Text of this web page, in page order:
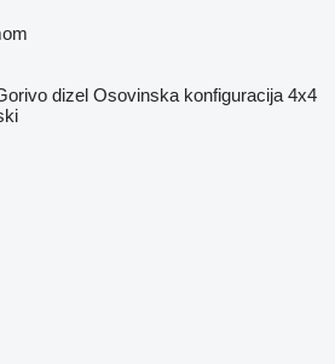
dizel Osovinska konfiguracija 4x4